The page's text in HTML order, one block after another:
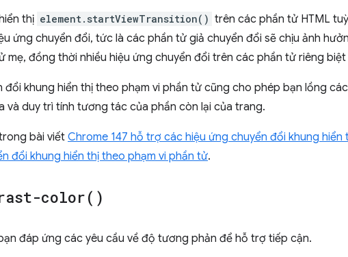
thị element.startViewTransition() trên các phần tử HTML
ứng chuyển đổi, tức là các phần tử giả chuyển đổi sẽ chịu ảnh
mẹ, đồng thời nhiều hiệu ứng chuyển đổi trên các phần tử riêng
đổi khung hiển thị theo phạm vi phần tử cũng cho phép bạn lồng
và duy trì tính tương tác của phần còn lại của trang.
bài viết Chrome 147 hỗ trợ các hiệu ứng chuyển đổi khung
đổi khung hiển thị theo phạm vi phần tử.
color( )
đáp ứng các yêu cầu về độ tương phản để hỗ trợ tiếp cận.